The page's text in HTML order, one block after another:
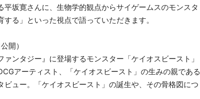
坂寛さんに、生物学的観点からサイゲームスのモンスタ
る」といった視点で語っていただきます。
開）
ンタジー』に登場するモンスター「ケイオスビースト」
アーティスト、「ケイオスビースト」の生みの親である
ュー。「ケイオスビースト」の誕生や、その骨格図につ